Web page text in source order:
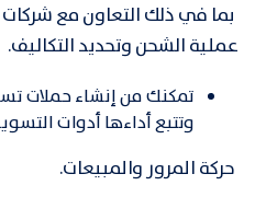
بما في ذلك التعاون مع
عملية الشحن وتحديد التكاليف.
تمكنك من إنشاء حملات
وتتبع أداءها أدوات
حركة المرور والمبيعات.